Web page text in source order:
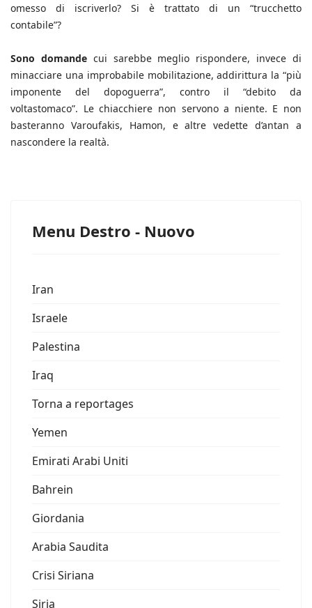
omesso di iscriverlo? Si è trattato di un “trucchetto
contabile”?
Sono domandecui sarebbe meglio rispondere, invece di
minacciare una improbabile mobilitazione, addirittura la “più
imponente del dopoguerra”, contro il “debito da
voltastomaco”. Le chiacchiere non servono a niente. E non
basteranno Varoufakis, Hamon, e altre vedette d’antan a
nascondere la realtà.
Menu Destro - Nuovo
Iran
Israele
Palestina
Iraq
Torna a reportages
Yemen
Emirati Arabi Uniti
Bahrein
Giordania
Arabia Saudita
Crisi Siriana
Siria